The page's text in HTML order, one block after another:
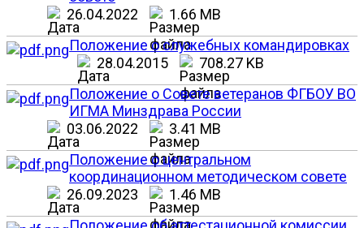
26.04.2022
1.66 MB
Положение о служебных командировках
28.04.2015
708.27 KB
Положение о Совете ветеранов ФГБОУ ВО
ИГМА Минздрава России
03.06.2022
3.41 MB
Положение о центральном
координационном методическом совете
26.09.2023
1.46 MB